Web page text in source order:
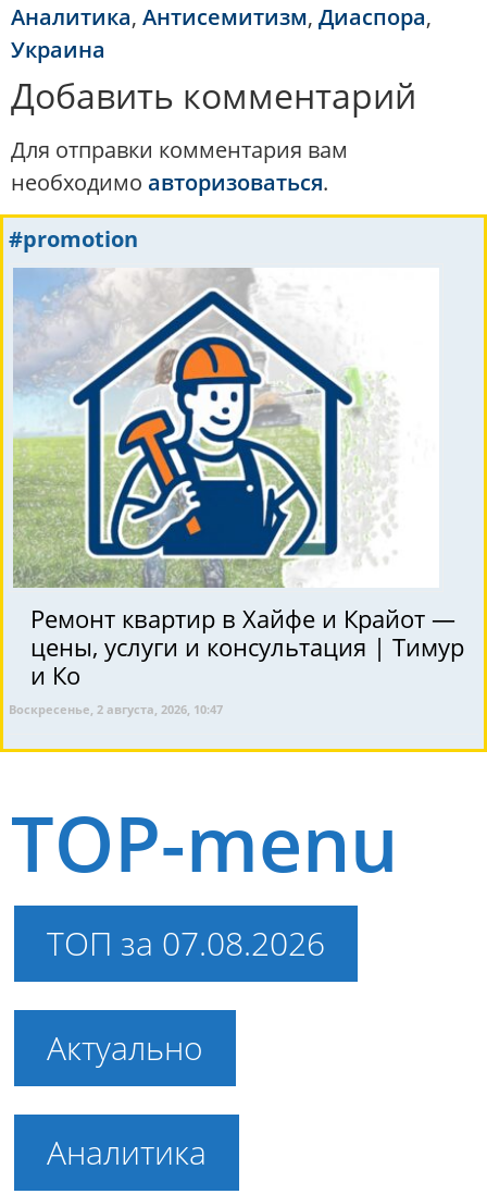
Аналитика, Антисемитизм, Диаспора,
Украина
Добавить комментарий
Для отправки комментария вам
необходимо авторизоваться.
#promotion
Ремонт квартир в Хайфе и Крайот —
цены, услуги и консультация | Тимур
и Ко
Воскресенье, 2 августа, 2026, 10:47
TOP-menu
ТОП за 07.08.2026
Актуально
Аналитика